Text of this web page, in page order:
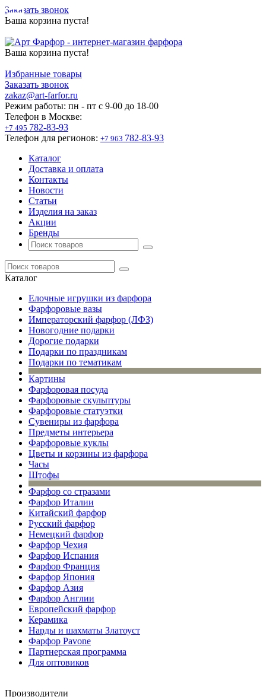
Заказать звонок
Ваша корзина пуста!
Ваша корзина пуста!
Избранные товары
Заказать звонок
zakaz@art-farfor.ru
Режим работы: пн - пт c 9-00 до 18-00
Телефон в Москве:
+7 495 782-83-93
Телефон для регионов: +7 963 782-83-93
Каталог
Доставка и оплата
Контакты
Новости
Статьи
Изделия на заказ
Акции
Бренды
Каталог
Елочные игрушки из фарфора
Фарфоровые вазы
Императорский фарфор (ЛФЗ)
Новогодние подарки
Дорогие подарки
Подарки по праздникам
Подарки по тематикам
Картины
Фарфоровая посуда
Фарфоровые скульптуры
Фарфоровые статуэтки
Сувениры из фарфора
Предметы интерьера
Фарфоровые куклы
Цветы и корзины из фарфора
Часы
Штофы
Фарфор со стразами
Фарфор Италии
Китайский фарфор
Русский фарфор
Немецкий фарфор
Фарфор Чехия
Фарфор Испания
Фарфор Франция
Фарфор Япония
Фарфор Азия
Фарфор Англии
Европейский фарфор
Керамика
Нарды и шахматы Златоуст
Фарфор Pavone
Партнерская программа
Для оптовиков
Производители